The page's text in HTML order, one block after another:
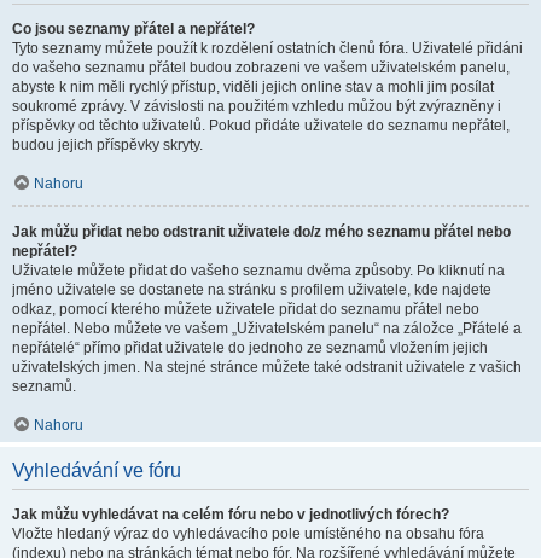
Co jsou seznamy přátel a nepřátel?
Tyto seznamy můžete použít k rozdělení ostatních členů fóra. Uživatelé přidáni
do vašeho seznamu přátel budou zobrazeni ve vašem uživatelském panelu,
abyste k nim měli rychlý přístup, viděli jejich online stav a mohli jim posílat
soukromé zprávy. V závislosti na použitém vzhledu můžou být zvýrazněny i
příspěvky od těchto uživatelů. Pokud přidáte uživatele do seznamu nepřátel,
budou jejich příspěvky skryty.
Nahoru
Jak můžu přidat nebo odstranit uživatele do/z mého seznamu přátel nebo
nepřátel?
Uživatele můžete přidat do vašeho seznamu dvěma způsoby. Po kliknutí na
jméno uživatele se dostanete na stránku s profilem uživatele, kde najdete
odkaz, pomocí kterého můžete uživatele přidat do seznamu přátel nebo
nepřátel. Nebo můžete ve vašem „Uživatelském panelu“ na záložce „Přátelé a
nepřátelé“ přímo přidat uživatele do jednoho ze seznamů vložením jejich
uživatelských jmen. Na stejné stránce můžete také odstranit uživatele z vašich
seznamů.
Nahoru
Vyhledávání ve fóru
Jak můžu vyhledávat na celém fóru nebo v jednotlivých fórech?
Vložte hledaný výraz do vyhledávacího pole umístěného na obsahu fóra
(indexu) nebo na stránkách témat nebo fór. Na rozšířené vyhledávání můžete